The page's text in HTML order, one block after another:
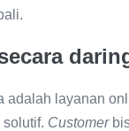
adalah layanan
Customer